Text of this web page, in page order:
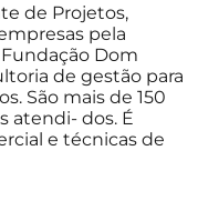
de Projetos,
pela
Dom
de gestão para
São mais de 150
atendi- dos. É
e técnicas de